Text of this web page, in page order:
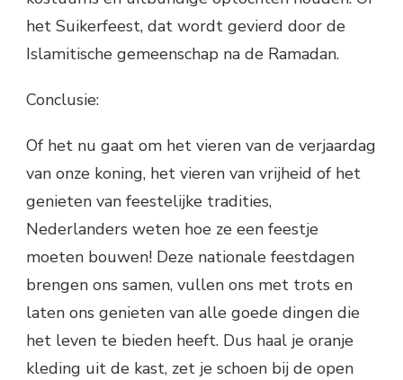
het Suikerfeest, dat wordt gevierd door de
Islamitische gemeenschap na de Ramadan.
Conclusie:
Of het nu gaat om het vieren van de verjaardag
van onze koning, het vieren van vrijheid of het
genieten van feestelijke tradities,
Nederlanders weten hoe ze een feestje
moeten bouwen! Deze nationale feestdagen
brengen ons samen, vullen ons met trots en
laten ons genieten van alle goede dingen die
het leven te bieden heeft. Dus haal je oranje
kleding uit de kast, zet je schoen bij de open